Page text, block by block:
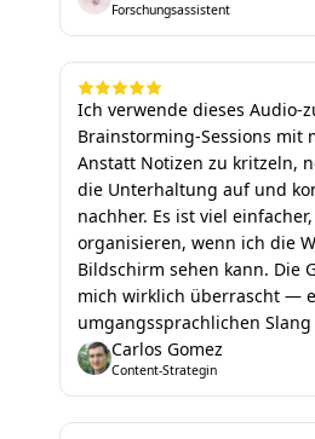
Forschungsassistent
Ich verwende dieses Audio-
Brainstorming-Sessions mit
Anstatt Notizen zu kritzeln,
die Unterhaltung auf und
nachher. Es ist viel
organisieren, wenn ich die
Bildschirm sehen kann. Die
mich wirklich überrascht —
umgangssprachlichen
Carlos Gomez
Content-Strategin